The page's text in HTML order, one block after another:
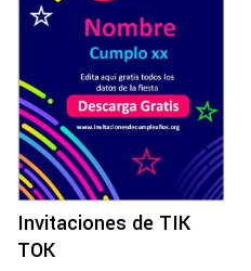
Invitaciones de TIK
TOK